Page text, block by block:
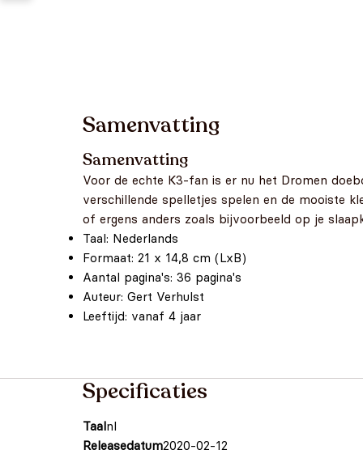
Samenvatting
Samenvatting
Voor de echte K3-fan is er nu het Dromen
verschillende spelletjes spelen en de mooiste
of ergens anders zoals bijvoorbeeld op je
Taal: Nederlands
Formaat: 21 x 14,8 cm (LxB)
Aantal pagina's: 36 pagina's
Auteur: Gert Verhulst
Leeftijd: vanaf 4 jaar
Specificaties
Taalnl
Releasedatum2020-02-12